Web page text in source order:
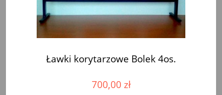
Ławki korytarzowe Bolek 4os.
700,00 zł